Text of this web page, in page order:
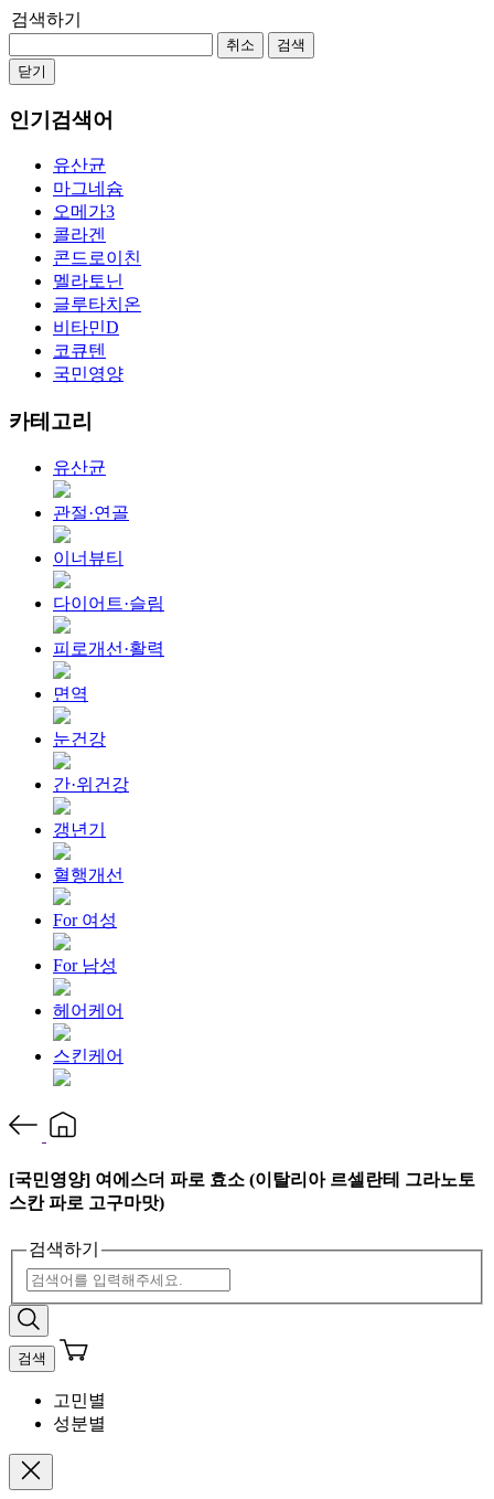
검색하기
취소
검색
닫기
인기검색어
유산균
마그네슘
오메가3
콜라겐
콘드로이친
멜라토닌
글루타치온
비타민D
코큐텐
국민영양
카테고리
유산균
관절·연골
이너뷰티
다이어트·슬림
피로개선·활력
면역
눈건강
간·위건강
갱년기
혈행개선
For 여성
For 남성
헤어케어
스킨케어
[국민영양] 여에스더 파로 효소 (이탈리아 르셀란테 그라노토
스칸 파로 고구마맛)
검색하기
검색
고민별
성분별